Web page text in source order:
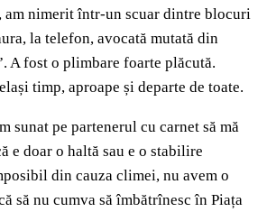
am nimerit într-un scuar dintre blocuri
la telefon, avocată mutată din
A fost o plimbare foarte plăcută.
timp, aproape și departe de toate.
sunat pe partenerul cu carnet să mă
e doar o haltă sau e o stabilire
din cauza climei, nu avem o
să nu cumva să îmbătrînesc în Piața